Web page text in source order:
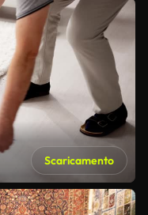
Scaricamento